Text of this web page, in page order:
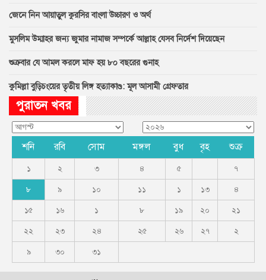
জেনে নিন আয়াতুল কুরসির বাংলা উচ্চারণ ও অর্থ
মুসলিম উম্মাহর জন্য জুমার নামাজ সম্পর্কে আল্লাহ যেসব নির্দেশ দিয়েছেন
শুক্রবার যে আমল করলে মাফ হয় ৮০ বছরের গুনাহ
কুমিল্লা বুড়িচংয়ের তৃতীয় লিঙ্গ হত্যাকাণ্ড: মূল আসামী গ্রেফতার
পুরাতন খবর
শনি রবি সোম মঙ্গল বুধ বৃহ শুক্র
১ ২ ৩ ৪ ৫ ৭
৮ ৯ ১০ ১১ ১ ১৩ ৪
১৫ ১৬ ১ ৮ ১৯ ২০ ২১
২২ ২৩ ২৪ ২৫ ২৬ ২৭ ২
৯ ৩০ ৩১